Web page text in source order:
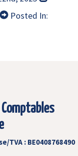
Posted In:
: BE0408768490